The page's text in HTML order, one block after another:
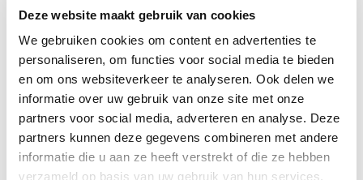
Deze website maakt gebruik van cookies
We gebruiken cookies om content en advertenties te
personaliseren, om functies voor social media te bieden
en om ons websiteverkeer te analyseren. Ook delen we
informatie over uw gebruik van onze site met onze
partners voor social media, adverteren en analyse. Deze
partners kunnen deze gegevens combineren met andere
informatie die u aan ze heeft verstrekt of die ze hebben
verzameld op basis van uw gebruik van hun services.
21387830
Playfoam Sinnessand
€ 33,39 Inkl. MwSt.
€ 28,06 Exkl. MwSt.
21382830
Sand- und Wasser-
Feinmotorik-Set